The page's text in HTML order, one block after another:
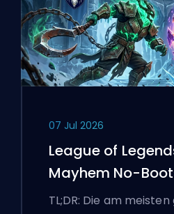
07 Jul 2026
League of
Mayhem No-
TL;DR: Die am